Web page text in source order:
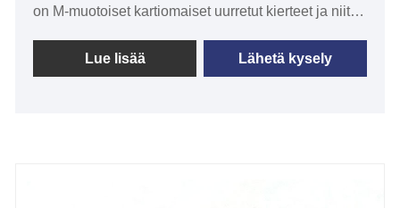
on M-muotoiset kartiomaiset uurretut kierteet ja niitä
kiinnittämiseen. Se kestää hyvin kulutusta,
vetolujuutta ja korroosiota. Hiiliteräs, seosteräs tai
Lue lisää Lähetä kysely